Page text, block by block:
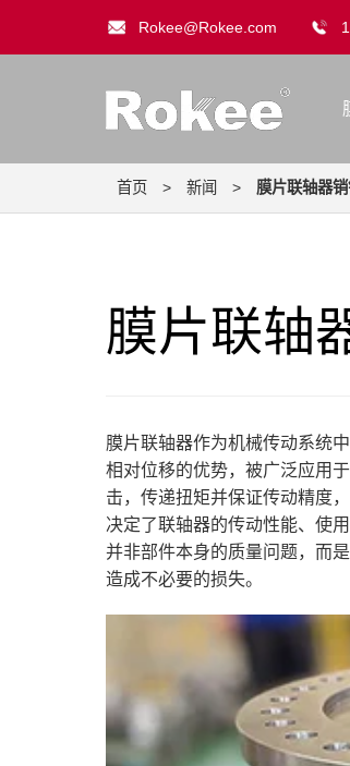
Rokee@Rokee.com
首页 > 新闻 > 膜片联轴器
膜片联轴
膜片联轴器作为机械传动系统
相对位移的优势，被广泛应用
击，传递扭矩并保证传动精度
决定了联轴器的传动性能、使
并非部件本身的质量问题，而
造成不必要的损失。